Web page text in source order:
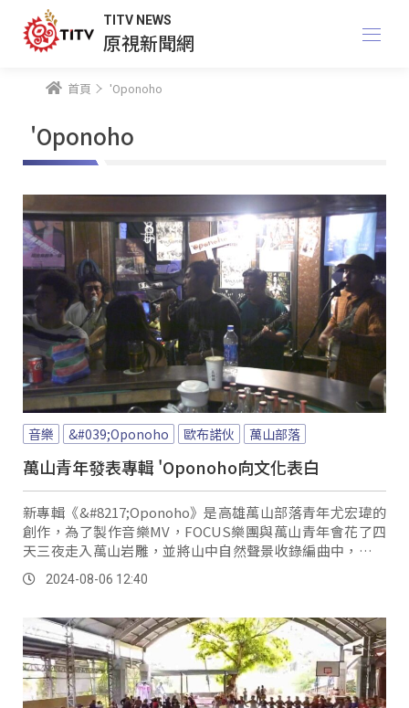
TITV NEWS
原視新聞網
首頁 'Oponoho
'Oponoho
音樂 &#039;Oponoho 歐布諾伙 萬山部落
萬山青年發表專輯 'Oponoho向文化表白
新專輯《&#8217;Oponoho》是高雄萬山部落青年尤宏瑋的
創作，為了製作音樂MV，FOCUS樂團與萬山青年會花了四
天三夜走入萬山岩雕，並將山中自然聲景收錄編曲中，除了
唱出與土地的連結，更希望從音樂中聽見萬山岩雕的呼吸與
脈動。2024-08-06 12:40